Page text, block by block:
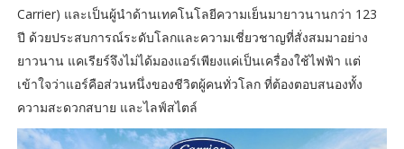
Carrier) และเป็นผู้นำด้านเทคโนโลยีความเย็นมายาวนานกว่า 123
ปี ด้วยประสบการณ์ระดับโลกและความเชี่ยวชาญที่สั่งสมมาอย่าง
ยาวนาน แคเรียร์จึงไม่ได้มองแอร์เพียงแค่เป็นเครื่องใช้ไฟฟ้า แต่
เข้าใจว่าแอร์คือส่วนหนึ่งของชีวิตผู้คนทั่วโลก ที่ต้องตอบสนองทั้ง
ความสะดวกสบาย และไลฟ์สไตล์